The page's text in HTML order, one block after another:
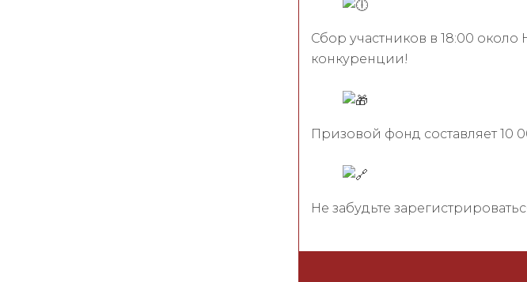
Сбор участников в 18:00
конкуренции!
Призовой фонд составляет 10
Не забудьте